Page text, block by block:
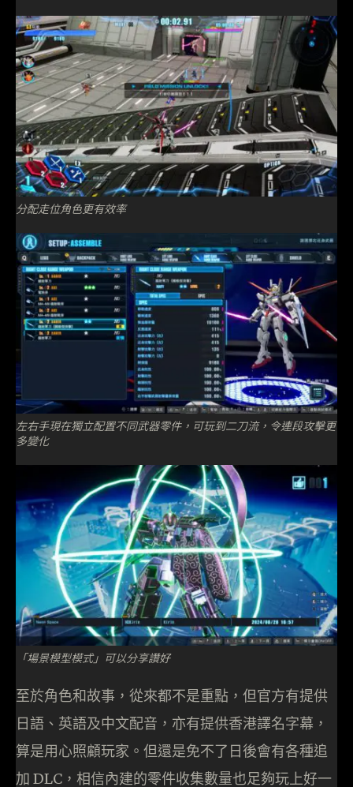
分配走位角色更有效率
左右手現在獨立配置不同武器零件，可玩到二刀流，令連段攻擊更
多變化
「場景模型模式」可以分享讚好
至於角色和故事，從來都不是重點，但官方有提供
日語、英語及中文配音，亦有提供香港譯名字幕，
算是用心照顧玩家。但還是免不了日後會有各種追
加 DLC，相信內建的零件收集數量也足夠玩上好一